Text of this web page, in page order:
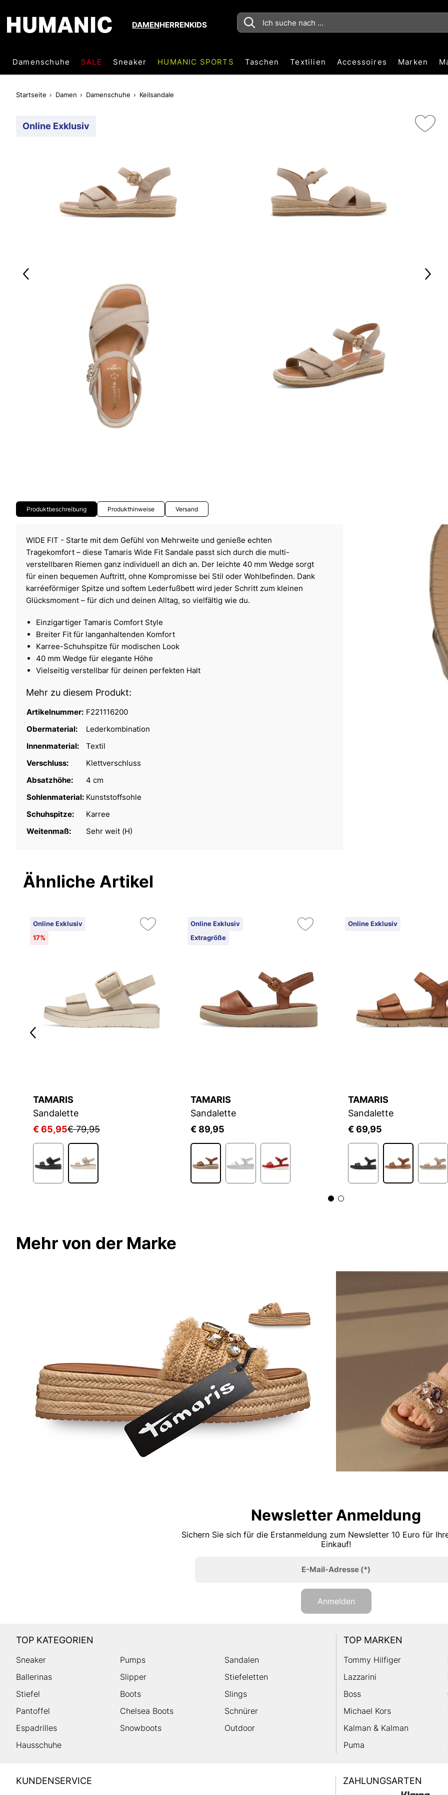
DAMENHERRENKIDS
Damenschuhe SALE Sneaker HUMANIC SPORTS Taschen Textilien Accessoires Marken
Startseite Damen Damenschuhe Keilsandale
Online Exklusiv
Produktbeschreibung Produkthinweise Versand
WIDE FIT - Starte mit dem Gefühl von Mehrweite und genieße echten
Tragekomfort – diese Tamaris Wide Fit Sandale passt sich durch die multi-
verstellbaren Riemen ganz individuell an dich an. Der leichte 40 mm Wedge sorgt
für einen bequemen Auftritt, ohne Kompromisse bei Stil oder Wohlbefinden. Dank
karréeförmiger Spitze und softem Lederfußbett wird jeder Schritt zum kleinen
Glücksmoment – für dich und deinen Alltag, so vielfältig wie du.
Einzigartiger Tamaris Comfort Style
Breiter Fit für langanhaltenden Komfort
Karree-Schuhspitze für modischen Look
40 mm Wedge für elegante Höhe
Vielseitig verstellbar für deinen perfekten Halt
Mehr zu diesem Produkt:
Artikelnummer: F221116200
Obermaterial:
Lederkombination
Innenmaterial:
Textil
Verschluss:
Klettverschluss
Absatzhöhe:
4 cm
Sohlenmaterial: Kunststoffsohle
Schuhspitze:
Karree
Weitenmaß:
Sehr weit (H)
Ähnliche Artikel
Online Exklusiv
17%
TAMARIS
Sandalette
€ 65,95€ 79,95
Online Exklusiv
Extragröße
TAMARIS
Sandalette
€ 89,95
Online Exklusiv
TAMARIS
Sandalette
€ 69,95
Mehr von der Marke
Newsletter Anmeldung
Sichern Sie sich für die Erstanmeldung zum Newsletter 10 Euro für
Einkauf!
E-Mail-Adresse(*)
Anmelden
TOP KATEGORIEN
Sneaker Pumps
Sandalen
Ballerinas
Slipper
Stiefeletten
Stiefel
Boots
Slings
Pantoffel
Chelsea Boots
Schnürer
Espadrilles
Snowboots
Outdoor
Hausschuhe
TOP MARKEN
Tommy Hilfiger
Lazzarini
Boss
Michael Kors
Kalman & Kalman
Puma
HUMANIC
KUNDENSERVICE ZAHLUNGSARTEN